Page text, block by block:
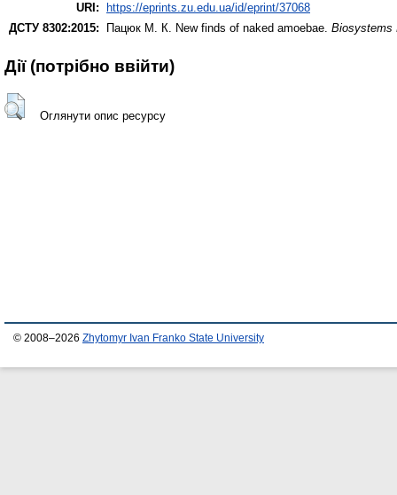
URI:
https://eprints.zu.edu.ua/id/eprint/37068
ДСТУ 8302:2015:
Пацюк М. К. New finds of naked amoebae. Biosystems
Дії ​​(потрібно ввійти)
Оглянути опис ресурсу
© 2008–2026 Zhytomyr Ivan Franko State University